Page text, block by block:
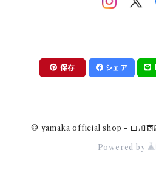
ちびまる子ちゃんandクレヨンしんち
【山加商店×yaeko】migratory bird
HAPPY DINING(ハッピーダイニン
保存 シェア
© yamaka official shop - 山加商店
Powered by